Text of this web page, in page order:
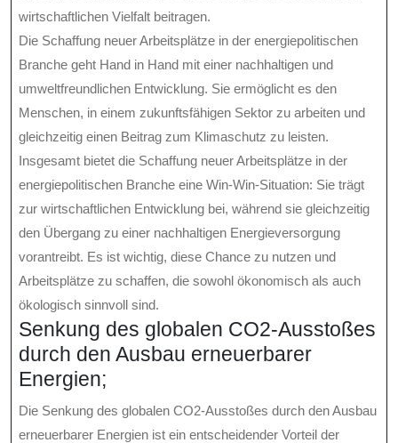
wirtschaftlichen Vielfalt beitragen.
Die Schaffung neuer Arbeitsplätze in der energiepolitischen
Branche geht Hand in Hand mit einer nachhaltigen und
umweltfreundlichen Entwicklung. Sie ermöglicht es den
Menschen, in einem zukunftsfähigen Sektor zu arbeiten und
gleichzeitig einen Beitrag zum Klimaschutz zu leisten.
Insgesamt bietet die Schaffung neuer Arbeitsplätze in der
energiepolitischen Branche eine Win-Win-Situation: Sie trägt
zur wirtschaftlichen Entwicklung bei, während sie gleichzeitig
den Übergang zu einer nachhaltigen Energieversorgung
vorantreibt. Es ist wichtig, diese Chance zu nutzen und
Arbeitsplätze zu schaffen, die sowohl ökonomisch als auch
ökologisch sinnvoll sind.
Senkung des globalen CO2-Ausstoßes
durch den Ausbau erneuerbarer
Energien;
Die Senkung des globalen CO2-Ausstoßes durch den Ausbau
erneuerbarer Energien ist ein entscheidender Vorteil der